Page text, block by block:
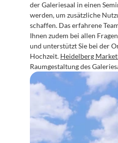
der Galeriesaal in einen
werden, um zusätzliche
schaffen. Das erfahrene
Ihnen zudem bei allen
und unterstützt Sie bei der
Hochzeit. Heidelberg
Raumgestaltung des